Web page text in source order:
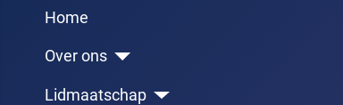
Home
Over ons
Lidmaatschap